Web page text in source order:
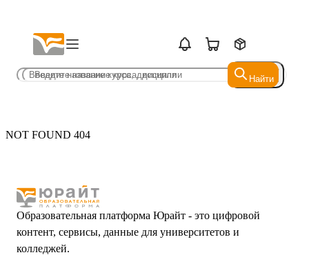
Найти
Найти
NOT FOUND 404
Образовательная платформа Юрайт - это цифровой
контент, сервисы, данные для университетов и
колледжей.